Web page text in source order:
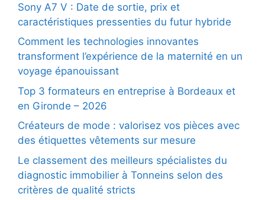
Sony A7 V : Date de sortie, prix et
caractéristiques pressenties du futur hybride
Comment les technologies innovantes
transforment l’expérience de la maternité en un
voyage épanouissant
Top 3 formateurs en entreprise à Bordeaux et
en Gironde – 2026
Créateurs de mode : valorisez vos pièces avec
des étiquettes vêtements sur mesure
Le classement des meilleurs spécialistes du
diagnostic immobilier à Tonneins selon des
critères de qualité stricts